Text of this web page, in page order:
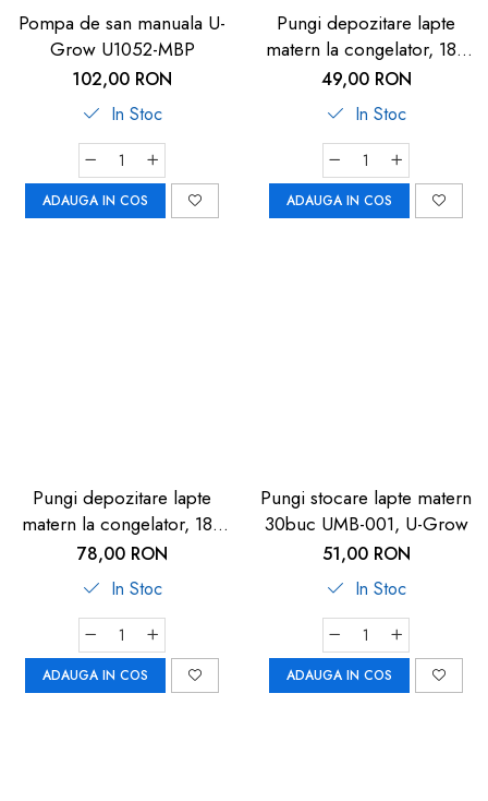
Pompa de san manuala U-
Grow U1052-MBP
102,00 RON
In Stoc
ADAUGA IN COS
Pungi depozitare lapte
matern la congelator, 180
ml, gradate, transparente,
20 bucati, ELANEE 711-00
49,00 RON
In Stoc
ADAUGA IN COS
Pungi depozitare lapte
matern la congelator, 180
ml, gradate, transparente,
20 bucati, ELANEE 711-00
78,00 RON
In Stoc
ADAUGA IN COS
Pungi stocare lapte matern
30buc UMB-001, U-Grow
51,00 RON
In Stoc
ADAUGA IN COS